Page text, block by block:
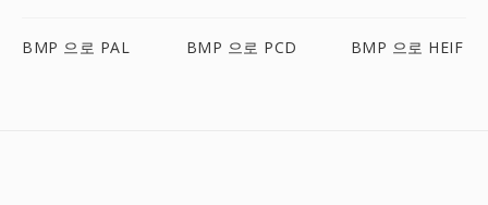
BMP 으로 PAL BMP 으로 PCD BMP 으로 HEIF